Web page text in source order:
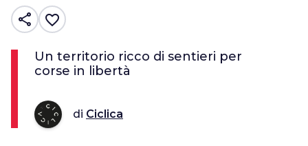
share favorite_border
Un territorio ricco di sentieri per
corse in libertà
di Ciclica